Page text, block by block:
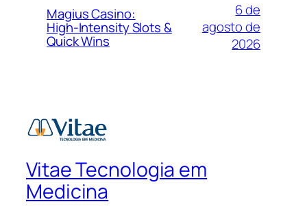
Magius Casino:
High‑Intensity Slots &
Quick Wins
6 de
agosto de
2026
Vitae Tecnologia em
Medicina